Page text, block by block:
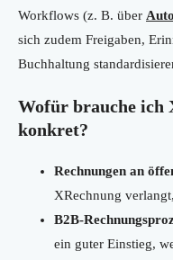
Workflows (z. B. über
sich zudem Freigaben,
Buchhaltung
Wofür brauche ich
konkret?
Rechnungen an
XRechnung
B2B-
ein guter Einstieg,